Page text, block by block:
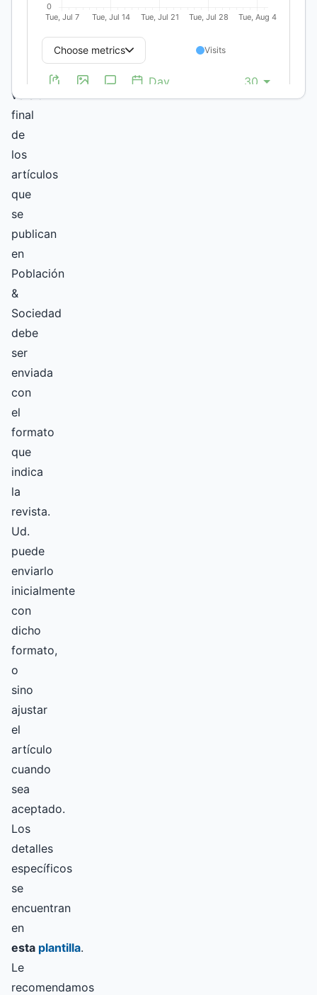
Sección
Artículos
versión
final
de
los
artículos
que
se
publican
en
Población
&
Sociedad
debe
ser
enviada
con
el
formato
que
indica
la
revista.
Ud.
puede
enviarlo
inicialmente
con
dicho
formato,
o
sino
ajustar
el
artículo
cuando
sea
aceptado.
Los
detalles
específicos
se
encuentran
en
esta plantilla.
Le
recomendamos